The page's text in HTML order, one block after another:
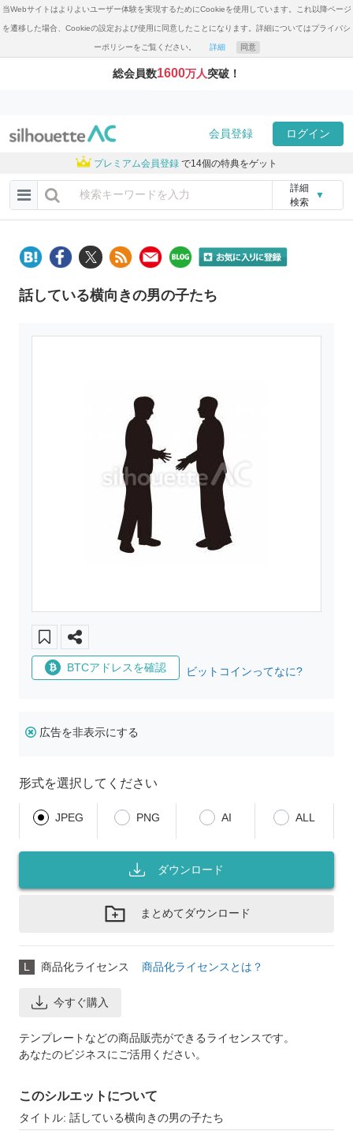
当Webサイトはよりよいユーザー体験を実現するためにCookieを使用しています。これ以降ページ
を遷移した場合、Cookieの設定および使用に同意したことになります。詳細についてはプライバシ
ーポリシーをご覧ください。 詳細 同意
総会員数1600万人突破！
会員登録 ログイン
プレミアム会員登録 で14個の特典をゲット
詳細
検索
▼
話している横向きの男の子たち
BTCアドレスを確認 ビットコインってなに?
広告を非表示にする
形式を選択してください
JPEG PNG AI ALL
ダウンロード
まとめてダウンロード
L 商品化ライセンス 商品化ライセンスとは？
今すぐ購入
テンプレートなどの商品販売ができるライセンスです。
あなたのビジネスにご活用ください。
このシルエットについて
タイトル: 話している横向きの男の子たち